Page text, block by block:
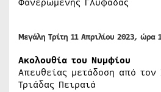
Μεγάλη Τρίτη 11 Απριλίου 2023, ώρα
Ακολουθία του Νυμφίου
Απευθείας μετάδοση από τον
Τριάδας Πειραιά